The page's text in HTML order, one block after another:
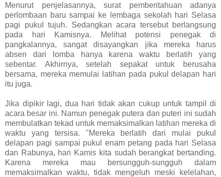
Menurut penjelasannya, surat pemberitahuan adanya
perlombaan baru sampai ke lembaga sekolah hari Selasa
pagi pukul tujuh. Sedangkan acara tersebut berlangsung
pada hari Kamisnya. Melihat potensi penegak di
pangkalannya, sangat disayangkan jika mereka harus
absen dari lomba hanya karena waktu berlatih yang
sebentar. Akhirnya, setelah sepakat untuk berusaha
bersama, mereka memulai latihan pada pukul delapan hari
itu juga.
Jika dipikir lagi, dua hari tidak akan cukup untuk tampil di
acara besar ini. Namun penegak putera dan puteri ini sudah
membulatkan tekad untuk memaksimalkan latihan mereka di
waktu yang tersisa. "Mereka berlatih dari mulai pukul
delapan pagi sampai pukul enam petang pada hari Selasa
dan Rabunya, hari Kamis kita sudah berangkat bertanding.
Karena mereka mau bersungguh-sungguh dalam
memaksimalkan waktu, tidak mengeluh meski kelelahan,